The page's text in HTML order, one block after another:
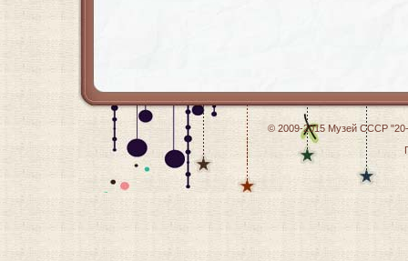
© 2009-2015 Музей СССР